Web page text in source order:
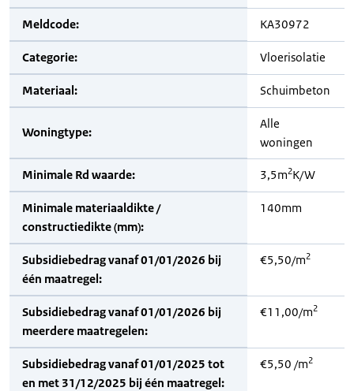
Meldcode: KA30972
Categorie: Vloerisolatie
Materiaal: Schuimbeton
Woningtype:
Alle
woningen
Minimale Rd waarde: 3,5m2K/W
Minimale materiaaldikte /
constructiedikte (mm):
140mm
Subsidiebedrag vanaf 01/01/2026 bij
één maatregel:
€5,50/m2
Subsidiebedrag vanaf 01/01/2026 bij
meerdere maatregelen:
€11,00/m2
Subsidiebedrag vanaf 01/01/2025 tot
en met 31/12/2025 bij één maatregel:
€5,50 /m2